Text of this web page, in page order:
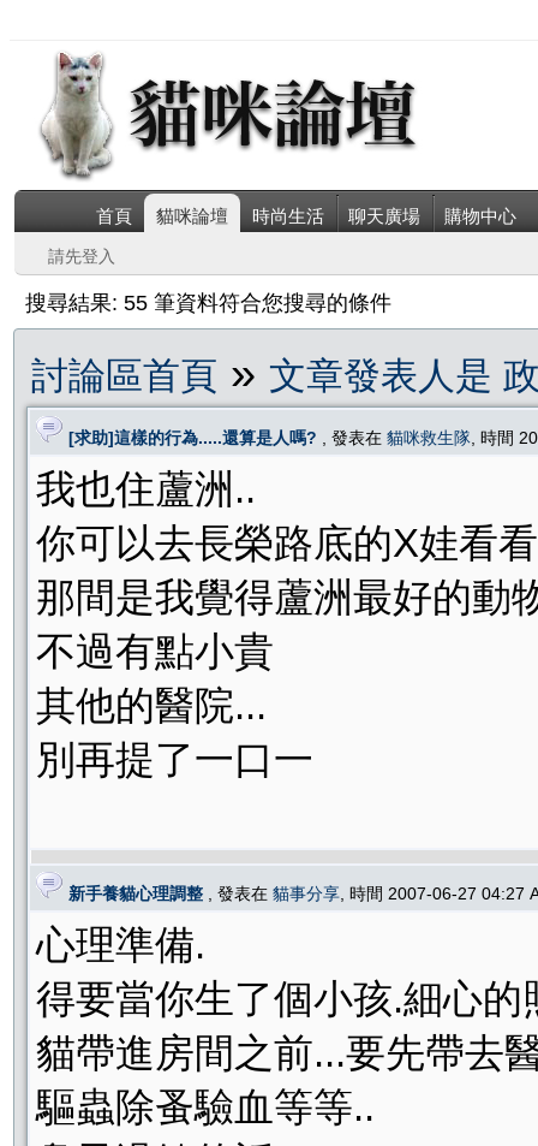
首頁 貓咪論壇 時尚生活 聊天廣場 購物中心
請先登入
搜尋結果: 55 筆資料符合您搜尋的條件
討論區首頁 » 文章發表人是
[求助]這樣的行為.....還算是人嗎? , 發表在 貓咪救生隊 , 時間
我也住蘆洲..
你可以去長榮路底的X娃看看
那間是我覺得蘆洲最好的動
不過有點小貴
其他的醫院...
別再提了一口一
新手養貓心理調整 , 發表在 貓事分享 , 時間 2007-06-27 04:27
心理準備.
得要當你生了個小孩.細心的
貓帶進房間之前...要先帶去
驅蟲除蚤驗血等等..